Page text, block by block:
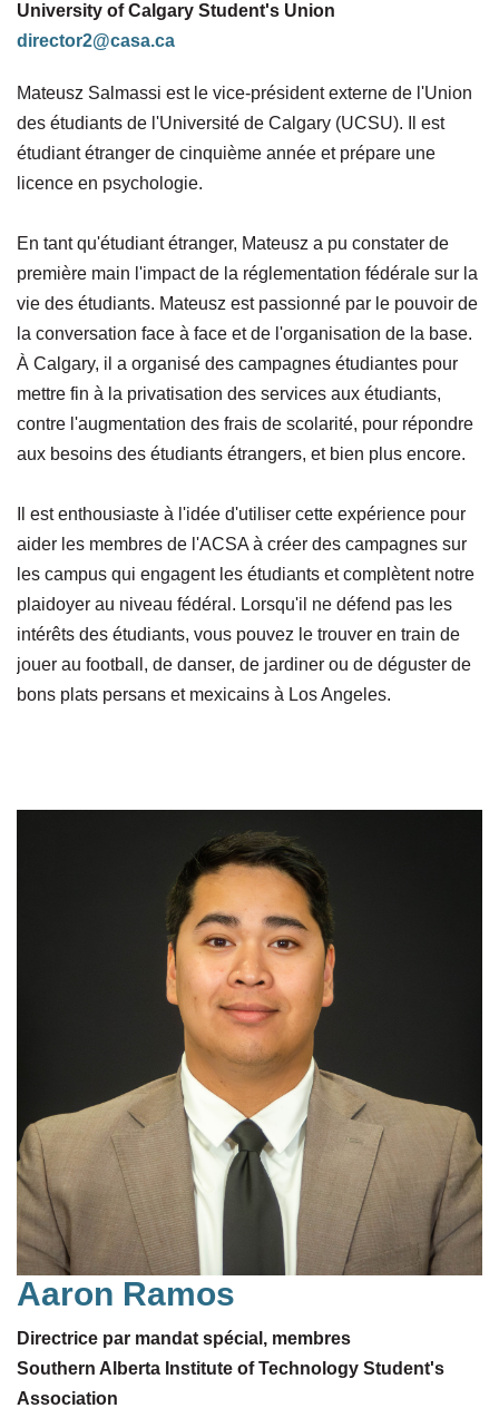
University of Calgary Student's Union
director2@casa.ca
Mateusz Salmassi est le vice-président externe de l'Union
des étudiants de l'Université de Calgary (UCSU). Il est
étudiant étranger de cinquième année et prépare une
licence en psychologie.
En tant qu'étudiant étranger, Mateusz a pu constater de
première main l'impact de la réglementation fédérale sur la
vie des étudiants. Mateusz est passionné par le pouvoir de
la conversation face à face et de l'organisation de la base.
À Calgary, il a organisé des campagnes étudiantes pour
mettre fin à la privatisation des services aux étudiants,
contre l'augmentation des frais de scolarité, pour répondre
aux besoins des étudiants étrangers, et bien plus encore.
Il est enthousiaste à l'idée d'utiliser cette expérience pour
aider les membres de l'ACSA à créer des campagnes sur
les campus qui engagent les étudiants et complètent notre
plaidoyer au niveau fédéral. Lorsqu'il ne défend pas les
intérêts des étudiants, vous pouvez le trouver en train de
jouer au football, de danser, de jardiner ou de déguster de
bons plats persans et mexicains à Los Angeles.
Aaron Ramos
Directrice par mandat spécial, membres
Southern Alberta Institute of Technology Student's
Association